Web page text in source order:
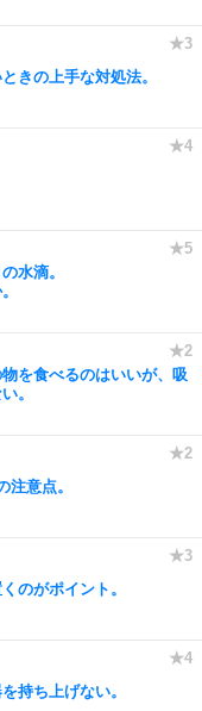
きの上手な対処法。
水滴。
を食べるのはいいが、吸
。
注意点。
のがポイント。
持ち上げない。